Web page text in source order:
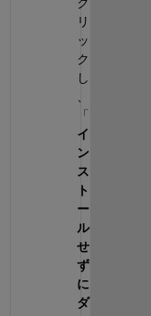
リ
ッ
ク
し
「
イ
ン
ス
ト
ー
ル
せ
ず
に
ダ